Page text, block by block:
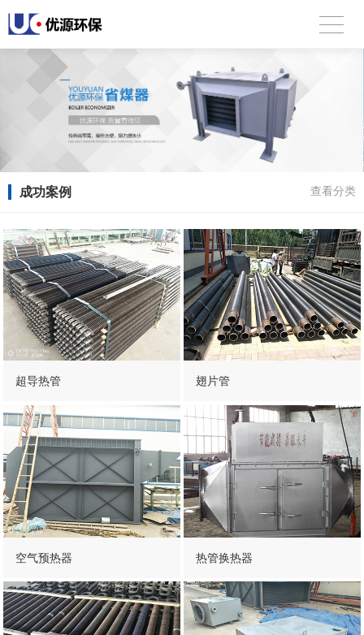
成功案例 查看分类
超导热管 翅片管
空气预热器 热管换热器